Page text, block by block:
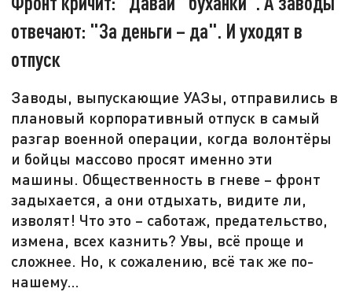
отвечают: "За деньги – да". И уходят в
отпуск
Заводы, выпускающие УАЗы, отправились в
плановый корпоративный отпуск в самый
разгар военной операции, когда волонтёры
и бойцы массово просят именно эти
машины. Общественность в гневе – фронт
задыхается, а они отдыхать, видите ли,
изволят! Что это – саботаж, предательство,
измена, всех казнить? Увы, всё проще и
сложнее. Но, к сожалению, всё так же по-
нашему…